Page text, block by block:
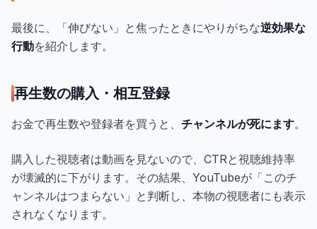
最後に、「伸びない」と焦ったときにやりがちな逆効果な
行動を紹介します。
再生数の購入・相互登録
お金で再生数や登録者を買うと、 チャンネルが死にます。
購入した視聴者は動画を見ないので、CTRと視聴維持率
が壊滅的に下がります。その結果、YouTubeが「このチ
ャンネルはつまらない」と判断し、本物の視聴者にも表示
されなくなります。